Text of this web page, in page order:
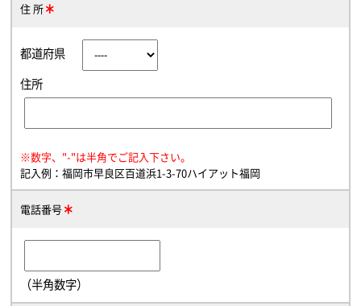
住 所
都道府県
住所
※数字、"-"は半角でご記入下さい。
記入例：福岡市早良区百道浜1-3-70ハイアット福岡
電話番号
（半角数字）